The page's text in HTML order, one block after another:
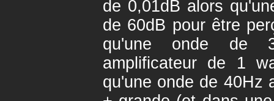
de 0,01dB alors
de 60dB pour être
qu'une onde de
amplificateur de 1
qu'une onde de 40Hz